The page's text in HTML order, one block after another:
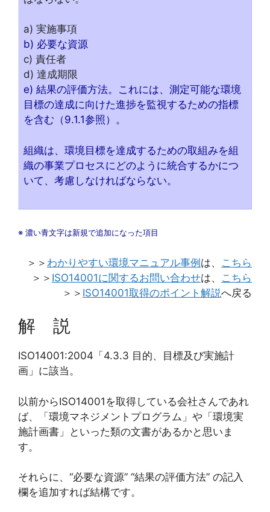
a) 実施事項
b) 必要な資源
c) 責任者
d) 達成期限
e) 結果の評価方法。これには、測定可能な環境
目標の達成に向けた進捗を監視するための指標
を含む（9.1.1参照）。
組織は、環境目標を達成するための取組みを組
織の事業プロセスにどのように統合するかにつ
いて、考慮しなければならない。
※ 濃い青文字は新規で追加になった項目
＞＞ わかりやすい環境マニュアル事例は、 こちら
＞＞ ISO14001に関するお問い合わせは、 こちら
＞＞ ISO14001取得のポイント解説へ戻る
解 説
ISO14001:2004「4.3.3 目的、目標及び実施計
画」に該当。
以前からISO14001を取得している会社さんであれ
ば、「環境マネジメントプログラム」や「環境実
施計画書」といった類の文書があるかと思いま
す。
それらに、“必要な資源” “結果の評価方法” の記入
欄を追加すれば結構です。